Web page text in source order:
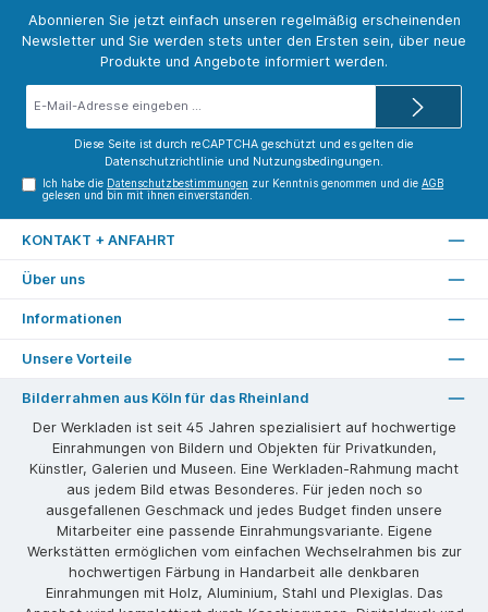
Abonnieren Sie jetzt einfach unseren regelmäßig erscheinenden
Newsletter und Sie werden stets unter den Ersten sein, über neue
Produkte und Angebote informiert werden.
Diese Seite ist durch reCAPTCHA geschützt und es gelten die
Datenschutzrichtlinie und Nutzungsbedingungen.
Ich habe die Datenschutzbestimmungen zur Kenntnis genommen und dieAGB
gelesen und bin mit ihnen einverstanden.
KONTAKT + ANFAHRT
Über uns
Informationen
Unsere Vorteile
Bilderrahmen aus Köln für das Rheinland
Der Werkladen ist seit 45 Jahren spezialisiert auf hochwertige
Einrahmungen von Bildern und Objekten für Privatkunden,
Künstler, Galerien und Museen. Eine Werkladen-Rahmung macht
aus jedem Bild etwas Besonderes. Für jeden noch so
ausgefallenen Geschmack und jedes Budget finden unsere
Mitarbeiter eine passende Einrahmungsvariante. Eigene
Werkstätten ermöglichen vom einfachen Wechselrahmen bis zur
hochwertigen Färbung in Handarbeit alle denkbaren
Einrahmungen mit Holz, Aluminium, Stahl und Plexiglas. Das